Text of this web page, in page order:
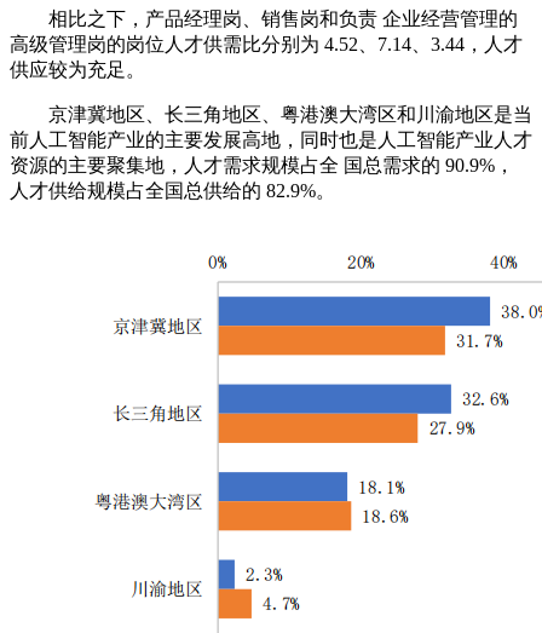
相比之下，产品经理岗、销售岗和负责 企业经营管理的
高级管理岗的岗位人才供需比分别为 4.52、7.14、3.44，人才
供应较为充足。
京津冀地区、长三角地区、粤港澳大湾区和川渝地区是当
前人工智能产业的主要发展高地，同时也是人工智能产业人才
资源的主要聚集地，人才需求规模占全 国总需求的 90.9%，
人才供给规模占全国总供给的 82.9%。